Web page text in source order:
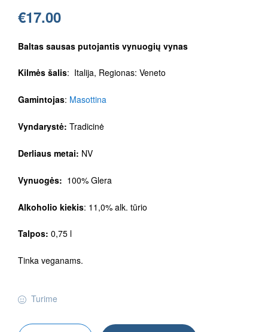
€17.00
Baltas sausas putojantis vynuogių vynas
Kilmės šalis: Italija, Regionas: Veneto
Gamintojas: Masottina
Vyndarystė: Tradicinė
Derliaus metai: NV
Vynuogės: 100% Glera
Alkoholio kiekis: 11,0% alk. tūrio
Talpos: 0,75 l
Tinka veganams.
Turime